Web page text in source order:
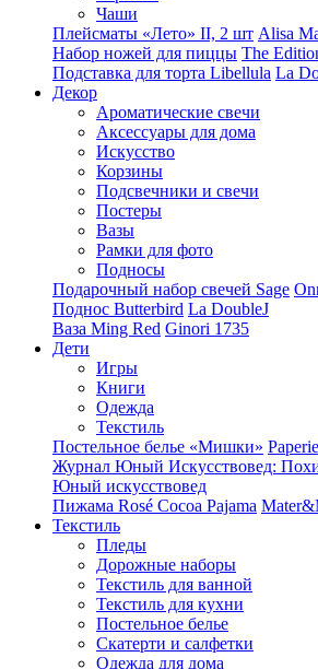
Чаши
Плейсматы «Лето» II, 2 шт Alisa
Набор ножей для пиццы The
Подставка для торта Libellula La
Декор
Ароматические свечи
Аксессуары для дома
Искусство
Корзины
Подсвечники и свечи
Постеры
Вазы
Рамки для фото
Подносы
Подарочный набор свечей Sage
Поднос Butterbird La DoubleJ
Ваза Ming Red Ginori 1735
Дети
Игры
Книги
Одежда
Текстиль
Постельное белье «Мишки»
Журнал Юный Искусствовед:
Юный искусствовед
Пижама Rosé Cocoa Pajama
Текстиль
Пледы
Дорожные наборы
Текстиль для ванной
Текстиль для кухни
Постельное белье
Скатерти и салфетки
Одежда для дома